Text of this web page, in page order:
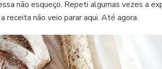
tâmaras
não esqueço. Repeti algumas vezes a
receita não veio parar aqui. Até agora.